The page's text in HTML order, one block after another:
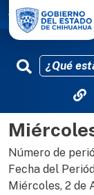
Número de
Fecha del
Miércoles, 2 de